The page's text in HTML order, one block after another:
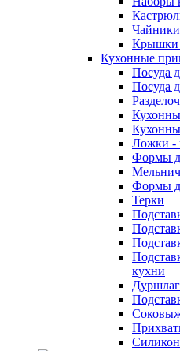
Крышки
Кухонные
Посуда
Посуда
Ложки -
Формы
Формы
Терки
кухни